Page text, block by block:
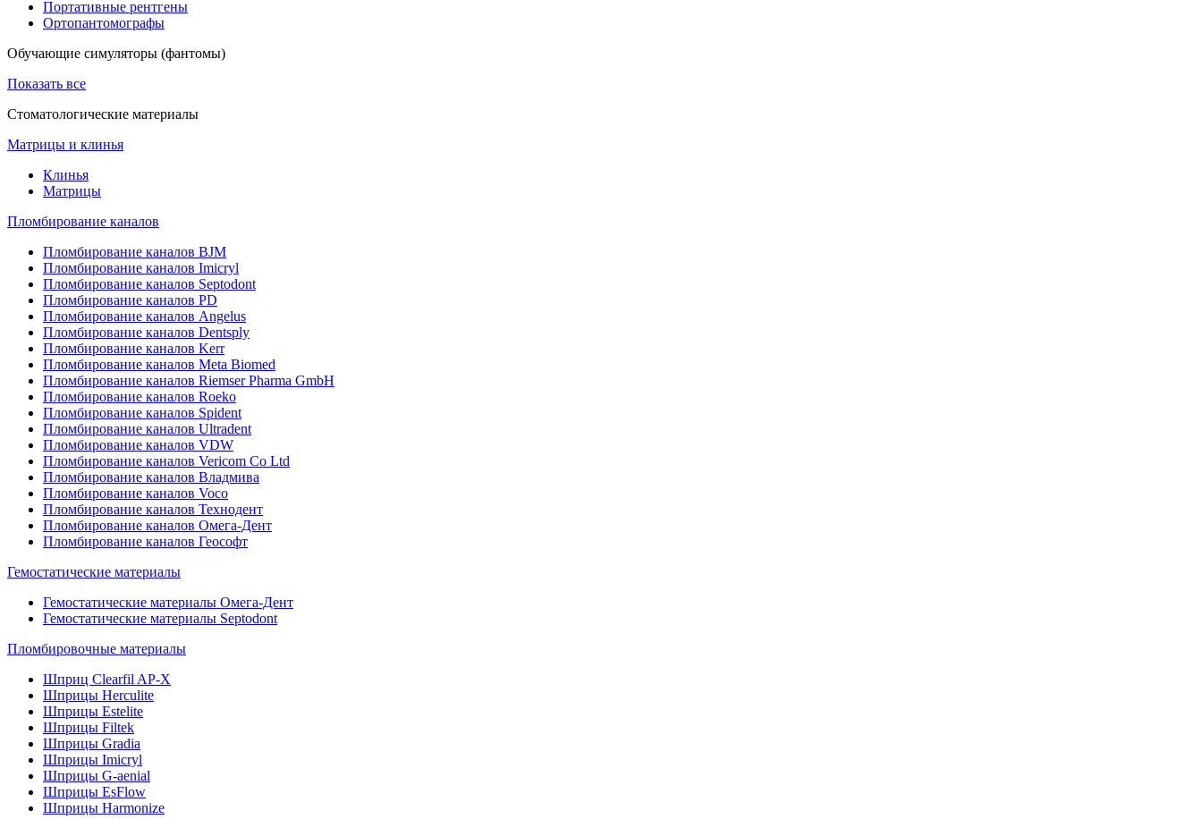
Портативные рентгены
Ортопантомографы
Обучающие симуляторы (фантомы)
Показать все
Стоматологические материалы
Матрицы и клинья
Клинья
Матрицы
Пломбирование каналов
Пломбирование каналов BJM
Пломбирование каналов Imicryl
Пломбирование каналов Septodont
Пломбирование каналов PD
Пломбирование каналов Angelus
Пломбирование каналов Dentsply
Пломбирование каналов Kerr
Пломбирование каналов Meta Biomed
Пломбирование каналов Riemser Pharma GmbH
Пломбирование каналов Roeko
Пломбирование каналов Spident
Пломбирование каналов Ultradent
Пломбирование каналов VDW
Пломбирование каналов Vericom Co Ltd
Пломбирование каналов Владмива
Пломбирование каналов Voco
Пломбирование каналов Технодент
Пломбирование каналов Омега-Дент
Пломбирование каналов Геософт
Гемостатические материалы
Гемостатические материалы Омега-Дент
Гемостатические материалы Septodont
Пломбировочные материалы
Шприц Clearfil AP-X
Шприцы Herculite
Шприцы Estelite
Шприцы Filtek
Шприцы Gradia
Шприцы Imicryl
Шприцы G-aenial
Шприцы EsFlow
Шприцы Harmonize